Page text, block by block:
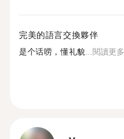
完美的語言交換夥伴
是个话唠，懂礼貌...閱讀更多